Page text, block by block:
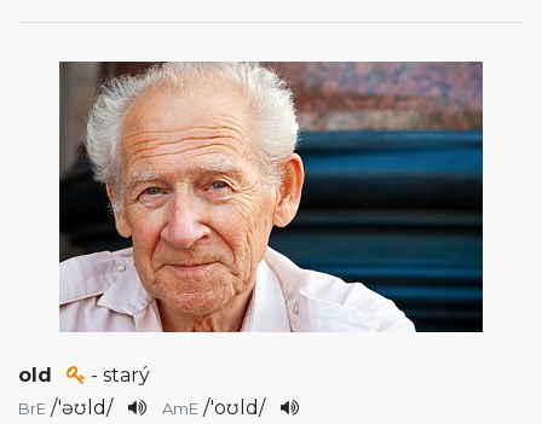
old - starý
BrE /'əʊld/ AmE /'oʊld/